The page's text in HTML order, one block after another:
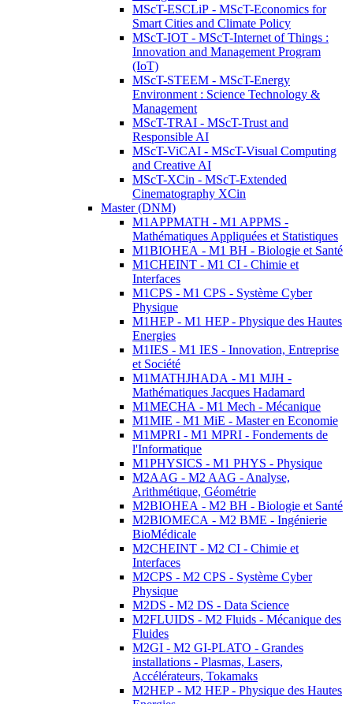
MScT-ESCLiP - MScT-Economics for
Smart Cities and Climate Policy
MScT-IOT - MScT-Internet of Things :
Innovation and Management Program
(IoT)
MScT-STEEM - MScT-Energy
Environment : Science Technology &
Management
MScT-TRAI - MScT-Trust and
Responsible AI
MScT-ViCAI - MScT-Visual Computing
and Creative AI
MScT-XCin - MScT-Extended
Cinematography XCin
Master (DNM)
M1APPMATH - M1 APPMS -
Mathématiques Appliquées et Statistiques
M1BIOHEA - M1 BH - Biologie et Santé
M1CHEINT - M1 CI - Chimie et
Interfaces
M1CPS - M1 CPS - Système Cyber
Physique
M1HEP - M1 HEP - Physique des Hautes
Energies
M1IES - M1 IES - Innovation, Entreprise
et Société
M1MATHJHADA - M1 MJH -
Mathématiques Jacques Hadamard
M1MECHA - M1 Mech - Mécanique
M1MIE - M1 MiE - Master en Economie
M1MPRI - M1 MPRI - Fondements de
l'Informatique
M1PHYSICS - M1 PHYS - Physique
M2AAG - M2 AAG - Analyse,
Arithmétique, Géométrie
M2BIOHEA - M2 BH - Biologie et Santé
M2BIOMECA - M2 BME - Ingénierie
BioMédicale
M2CHEINT - M2 CI - Chimie et
Interfaces
M2CPS - M2 CPS - Système Cyber
Physique
M2DS - M2 DS - Data Science
M2FLUIDS - M2 Fluids - Mécanique des
Fluides
M2GI - M2 GI-PLATO - Grandes
installations - Plasmas, Lasers,
Accélérateurs, Tokamaks
M2HEP - M2 HEP - Physique des Hautes